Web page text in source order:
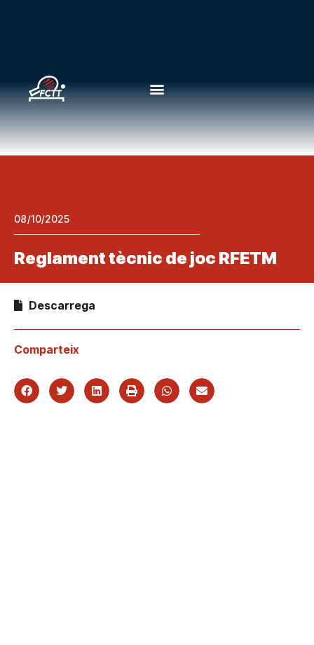
08/10/2025
Reglament tècnic de joc RFETM
Descarrega
Comparteix